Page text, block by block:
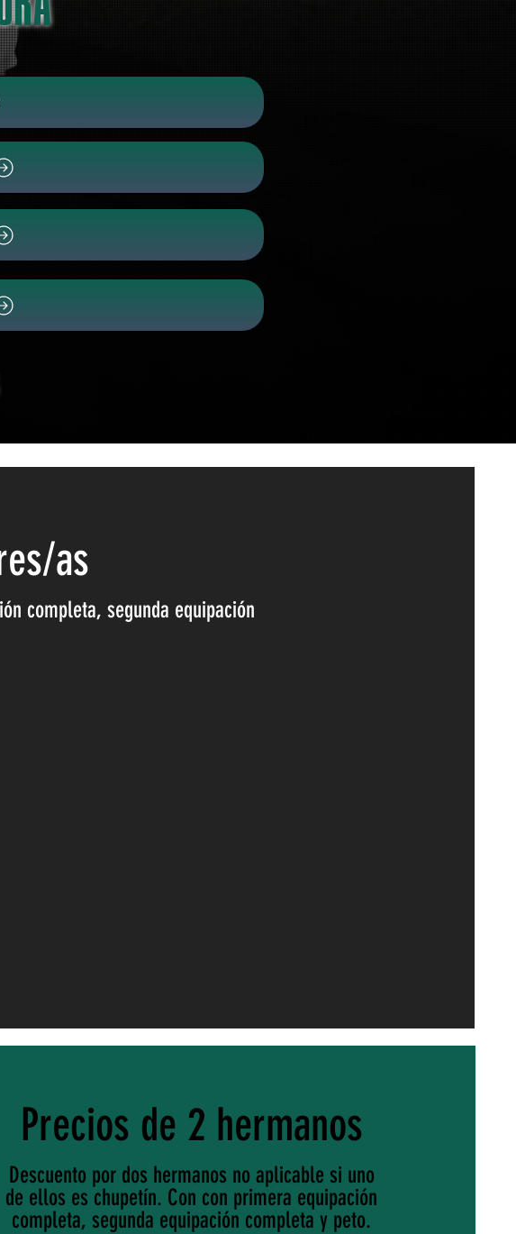
as
completa, segunda equipación
Precios de 2 hermanos
Descuento por dos hermanos no aplicable si uno
de ellos es chupetín. Con con primera equipación
completa, segunda equipación completa y peto.